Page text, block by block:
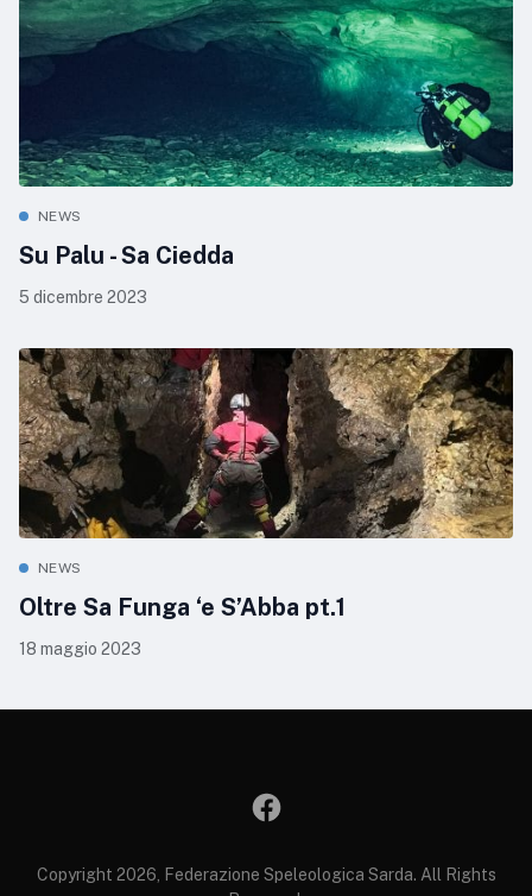
NEWS
Su Palu - Sa Ciedda
5 dicembre 2023
NEWS
Oltre Sa Funga ‘e S’Abba pt.1
18 maggio 2023
Copyright 2026, Federazione Speleologica Sarda. All Rights